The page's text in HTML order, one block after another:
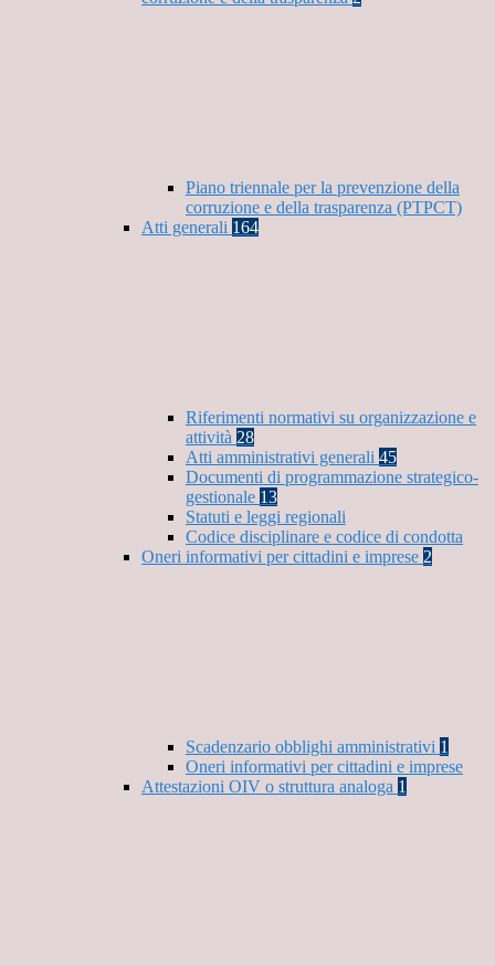
Piano triennale per la prevenzione della
corruzione e della trasparenza (PTPCT)
Atti generali 164
Riferimenti normativi su organizzazione e
attività 28
Atti amministrativi generali 45
Documenti di programmazione strategico-
gestionale 13
Statuti e leggi regionali
Codice disciplinare e codice di condotta
Oneri informativi per cittadini e imprese 2
Scadenzario obblighi amministrativi 1
Oneri informativi per cittadini e imprese
Attestazioni OIV o struttura analoga 1